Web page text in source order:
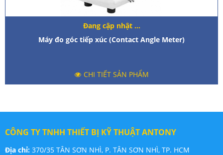
Đang cập nhật ...
Máy đo góc tiếp xúc (Contact Angle Meter)
CHI TIẾT SẢN PHẨM
CÔNG TY TNHH THIẾT BỊ KỸ THUẬT ANTONY
Địa chỉ: 370/35 TÂN SƠN NHÌ, P. TÂN SƠN NHÌ, TP. HCM